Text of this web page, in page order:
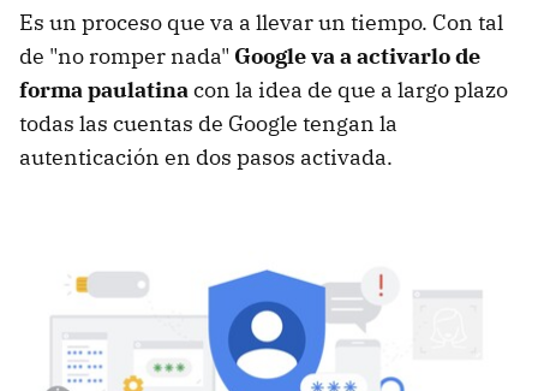
Es un proceso que va a llevar un tiempo. Con tal
de "no romper nada" Google va a activarlo de
forma paulatina con la idea de que a largo plazo
todas las cuentas de Google tengan la
autenticación en dos pasos activada.